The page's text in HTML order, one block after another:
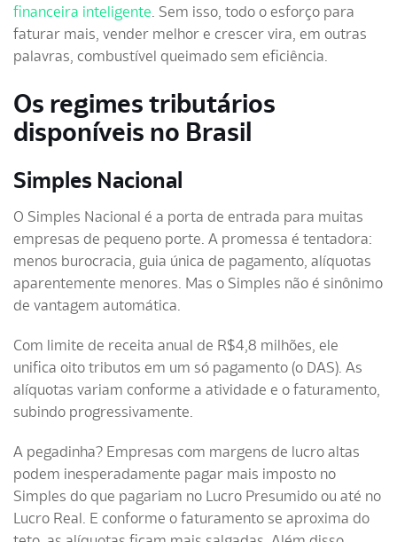
financeira inteligente. Sem isso, todo o esforço para
faturar mais, vender melhor e crescer vira, em outras
palavras, combustível queimado sem eficiência.
Os regimes tributários
disponíveis no Brasil
Simples Nacional
O Simples Nacional é a porta de entrada para muitas
empresas de pequeno porte. A promessa é tentadora:
menos burocracia, guia única de pagamento, alíquotas
aparentemente menores. Mas o Simples não é sinônimo
de vantagem automática.
Com limite de receita anual de R$4,8 milhões, ele
unifica oito tributos em um só pagamento (o DAS). As
alíquotas variam conforme a atividade e o faturamento,
subindo progressivamente.
A pegadinha? Empresas com margens de lucro altas
podem inesperadamente pagar mais imposto no
Simples do que pagariam no Lucro Presumido ou até no
Lucro Real. E conforme o faturamento se aproxima do